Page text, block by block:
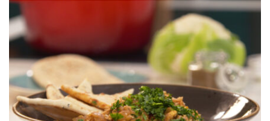
Recept
Sandra Ysbrandy